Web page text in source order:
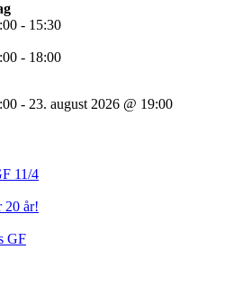
- 15:30
- 18:00
- 23. august 2026 @ 19:00
11/4
20 år!
GF